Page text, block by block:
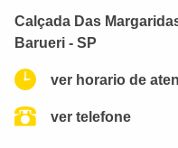
Calçada Das
Barueri - SP
ver horario de
ver telefone